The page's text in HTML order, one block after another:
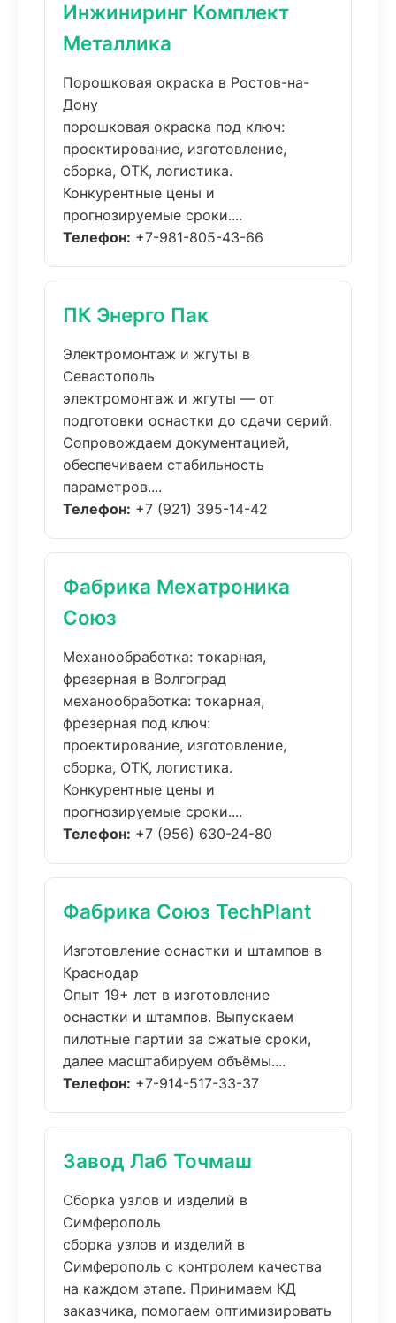
Инжиниринг Комплект
Металлика
Порошковая окраска в Ростов-на-
Дону
порошковая окраска под ключ:
проектирование, изготовление,
сборка, ОТК, логистика.
Конкурентные цены и
прогнозируемые сроки....
Телефон: +7-981-805-43-66
ПК Энерго Пак
Электромонтаж и жгуты в
Севастополь
электромонтаж и жгуты — от
подготовки оснастки до сдачи серий.
Сопровождаем документацией,
обеспечиваем стабильность
параметров....
Телефон: +7 (921) 395-14-42
Фабрика Мехатроника
Союз
Механообработка: токарная,
фрезерная в Волгоград
механообработка: токарная,
фрезерная под ключ:
проектирование, изготовление,
сборка, ОТК, логистика.
Конкурентные цены и
прогнозируемые сроки....
Телефон: +7 (956) 630-24-80
Фабрика Союз TechPlant
Изготовление оснастки и штампов в
Краснодар
Опыт 19+ лет в изготовление
оснастки и штампов. Выпускаем
пилотные партии за сжатые сроки,
далее масштабируем объёмы....
Телефон: +7-914-517-33-37
Завод Лаб Точмаш
Сборка узлов и изделий в
Симферополь
сборка узлов и изделий в
Симферополь с контролем качества
на каждом этапе. Принимаем КД
заказчика, помогаем оптимизировать